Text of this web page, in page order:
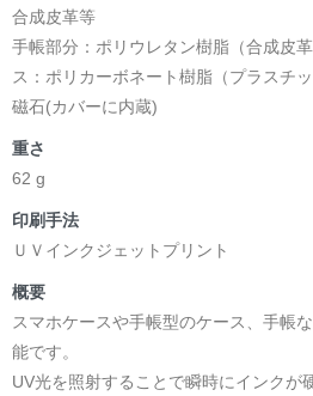
合成皮革等
手帳部分：ポリウレタン樹脂（合成皮
ス：ポリカーボネート樹脂（プラスチ
磁石(カバーに内蔵)
重さ
62 g
印刷手法
ＵＶインクジェットプリント
概要
スマホケースや手帳型のケース、手帳
能です。
UV光を照射することで瞬時にインクが